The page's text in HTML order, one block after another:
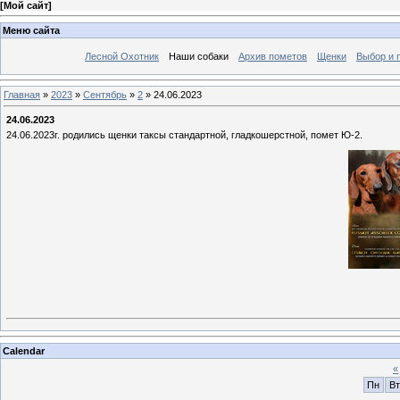
[Мой сайт]
Меню сайта
Лесной Охотник Наши собаки Архив пометов Щенки Выбор и
Главная » 2023 » Сентябрь » 2 » 24.06.2023
24.06.2023
24.06.2023г. родились щенки таксы стандартной, гладкошерстной, помет Ю-2.
Calendar
«
Пн
Вт